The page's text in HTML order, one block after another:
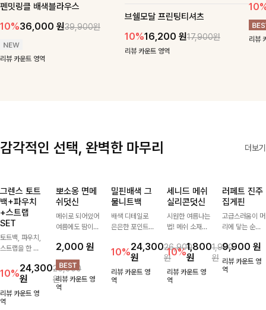
펜밋링클 배색블라우스
10%36,000 원39,900원
리뷰 카운트 영역
브쉘모달 프린팅티셔츠
10%16,200 원17,900원
리뷰 카운트 영역
리뷰
감각적인 선택, 완벽한 마무리 더보기
그렌스 토트
백+파우치
+스트랩
SET
토트백, 파우치,
스트랩을 한 번
ITEM활용도 높
게 어디에든 다
양하게 즐겨주세
요 ;)
10%24,300
원
26,900
원
리뷰 카운트 영
역
뽀소옹 면메
쉬덧신
메쉬로 되어있어
여름에도 땀이
음도 당당해지세
요:-)
2,000 원
리뷰 카운트 영
역
밀핀배색 그
물니트백
배색 디테일로
은은한 포인트를
백 🤍 가볍고 내
추럴한 무드로
썸머 시즌 데일
리하게 들기 좋
10%24,300
원
26,900
원
리뷰 카운트 영
역
세니드 메쉬
실리콘덧신
시원한 여름나는
법! 메쉬 소재배
착용감을 선사하
는 덧신이에요:)
10%1,800
원
1,900
원
리뷰 카운트 영
역
러페트 진주
집게핀
고급스러움이 머
리에 닿는 순간,
지는 그 날의 분
위기를 느껴보세
요:)
9,900원
리뷰 카운트 영
역